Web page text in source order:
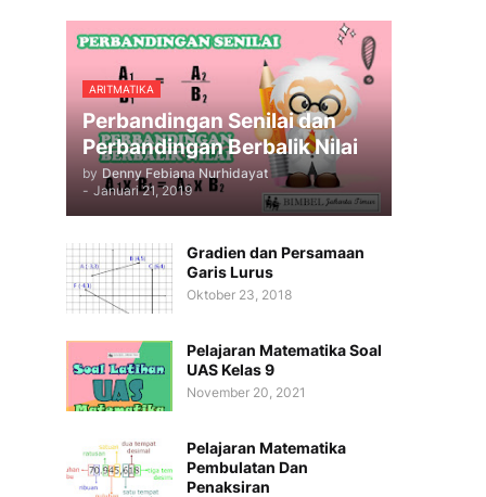
ARITMATIKA
Perbandingan Senilai dan
Perbandingan Berbalik Nilai
by Denny Febiana Nurhidayat
- Januari 21, 2019
Gradien dan Persamaan
Garis Lurus
Oktober 23, 2018
Pelajaran Matematika Soal
UAS Kelas 9
November 20, 2021
Pelajaran Matematika
Pembulatan Dan
Penaksiran